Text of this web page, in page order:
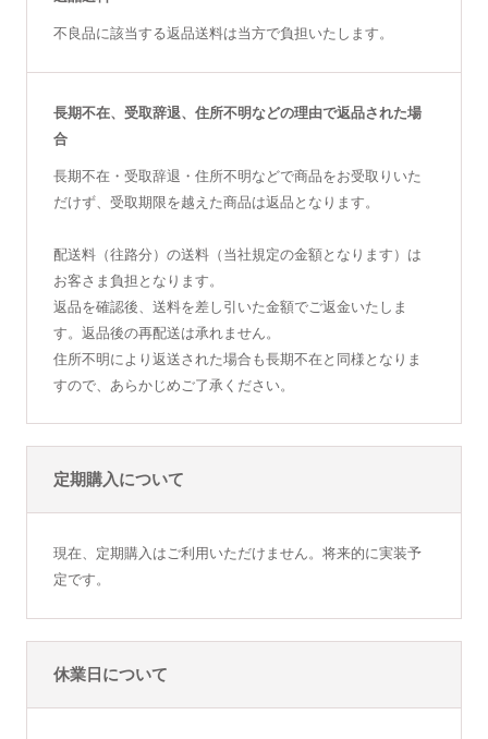
不良品に該当する返品送料は当方で負担いたします。
長期不在、受取辞退、住所不明などの理由で返品された場
合
長期不在・受取辞退・住所不明などで商品をお受取りいた
だけず、受取期限を越えた商品は返品となります。
配送料（往路分）の送料（当社規定の金額となります）は
お客さま負担となります。
返品を確認後、送料を差し引いた金額でご返金いたしま
す。返品後の再配送は承れません。
住所不明により返送された場合も長期不在と同様となりま
すので、あらかじめご了承ください。
定期購入について
現在、定期購入はご利用いただけません。将来的に実装予
定です。
休業日について